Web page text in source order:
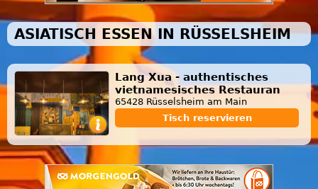
ASIATISCH ESSEN IN RÜSSELSHEIM
Lang Xua - authentisches
vietnamesisches Restauran
65428 Rüsselsheim am Main
Tisch reservieren